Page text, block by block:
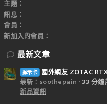
主題
訊息
會員
新加入的會員
最新文章
顯示卡
國外網友 ZOTAC
最新：soothepain
33 分鐘
新品資訊